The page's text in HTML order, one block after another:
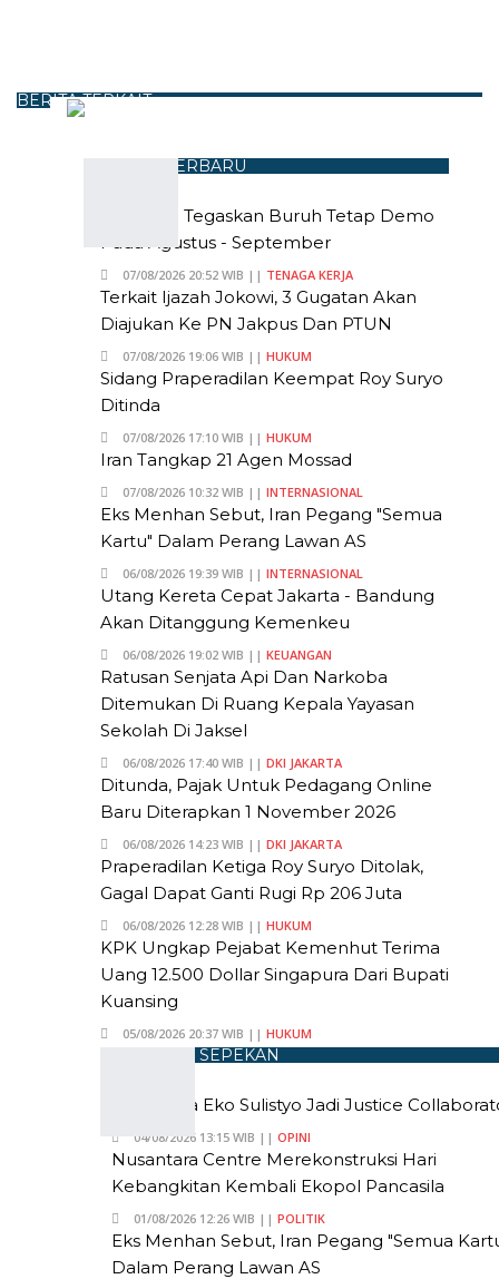
BERITA TERKAIT
BERITA TERBARU
Andi Gani Tegaskan Buruh Tetap Demo
Pada Agustus - September
07/08/2026 20:52 WIB || TENAGA KERJA
Terkait Ijazah Jokowi, 3 Gugatan Akan
Diajukan Ke PN Jakpus Dan PTUN
07/08/2026 19:06 WIB || HUKUM
Sidang Praperadilan Keempat Roy Suryo
Ditinda
07/08/2026 17:10 WIB || HUKUM
Iran Tangkap 21 Agen Mossad
07/08/2026 10:32 WIB || INTERNASIONAL
Eks Menhan Sebut, Iran Pegang "Semua
Kartu" Dalam Perang Lawan AS
06/08/2026 19:39 WIB || INTERNASIONAL
Utang Kereta Cepat Jakarta - Bandung
Akan Ditanggung Kemenkeu
06/08/2026 19:02 WIB || KEUANGAN
Ratusan Senjata Api Dan Narkoba
Ditemukan Di Ruang Kepala Yayasan
Sekolah Di Jaksel
06/08/2026 17:40 WIB || DKI JAKARTA
Ditunda, Pajak Untuk Pedagang Online
Baru Diterapkan 1 November 2026
06/08/2026 14:23 WIB || DKI JAKARTA
Praperadilan Ketiga Roy Suryo Ditolak,
Gagal Dapat Ganti Rugi Rp 206 Juta
06/08/2026 12:28 WIB || HUKUM
KPK Ungkap Pejabat Kemenhut Terima
Uang 12.500 Dollar Singapura Dari Bupati
Kuansing
05/08/2026 20:37 WIB || HUKUM
POPULER SEPEKAN
Sebaiknya Eko Sulistyo Jadi Justice
04/08/2026 13:15 WIB || OPINI
Nusantara Centre Merekonstruksi Hari
Kebangkitan Kembali Ekopol Pancasila
01/08/2026 12:26 WIB || POLITIK
Eks Menhan Sebut, Iran Pegang "Semua
Dalam Perang Lawan AS